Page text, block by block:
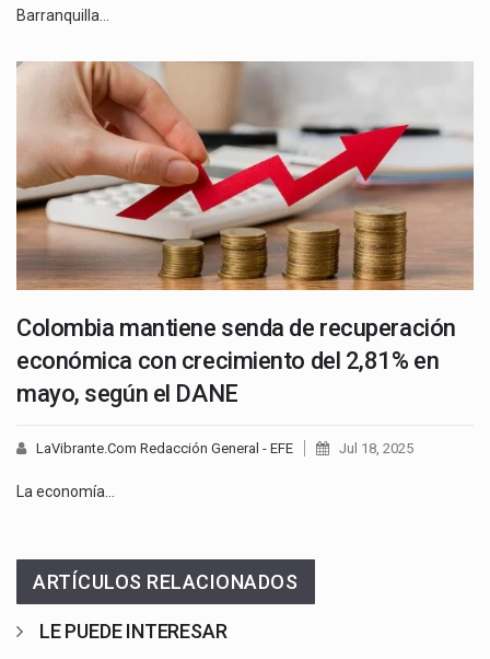
Barranquilla…
Colombia mantiene senda de recuperación
económica con crecimiento del 2,81% en
mayo, según el DANE
LaVibrante.Com Redacción General - EFE Jul 18, 2025
La economía…
ARTÍCULOS RELACIONADOS
LE PUEDE INTERESAR